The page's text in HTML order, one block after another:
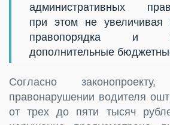
административных
при этом не увеличивая
правопорядка и
дополнительные
Согласно
правонарушении водителя
от трех до пяти тысяч